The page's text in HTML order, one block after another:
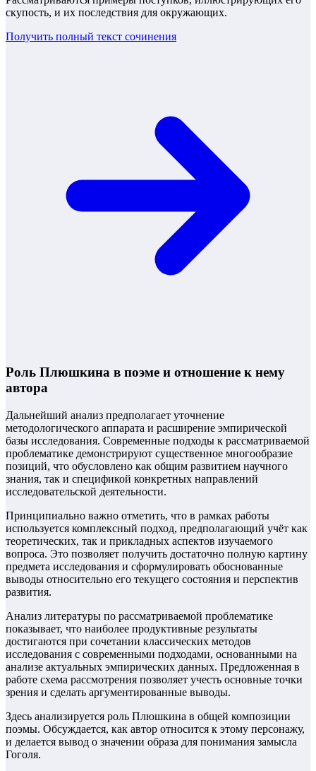
скупость, и их последствия для окружающих.
Получить полный текст сочинения
Роль Плюшкина в поэме и отношение к нему
автора
Дальнейший анализ предполагает уточнение
методологического аппарата и расширение эмпирической
базы исследования. Современные подходы к рассматриваемой
проблематике демонстрируют существенное многообразие
позиций, что обусловлено как общим развитием научного
знания, так и спецификой конкретных направлений
исследовательской деятельности.
Принципиально важно отметить, что в рамках работы
используется комплексный подход, предполагающий учёт как
теоретических, так и прикладных аспектов изучаемого
вопроса. Это позволяет получить достаточно полную картину
предмета исследования и сформулировать обоснованные
выводы относительно его текущего состояния и перспектив
развития.
Анализ литературы по рассматриваемой проблематике
показывает, что наиболее продуктивные результаты
достигаются при сочетании классических методов
исследования с современными подходами, основанными на
анализе актуальных эмпирических данных. Предложенная в
работе схема рассмотрения позволяет учесть основные точки
зрения и сделать аргументированные выводы.
Здесь анализируется роль Плюшкина в общей композиции
поэмы. Обсуждается, как автор относится к этому персонажу,
и делается вывод о значении образа для понимания замысла
Гоголя.